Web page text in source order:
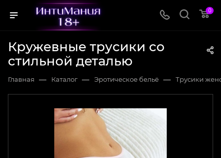
0
Кружевные трусики со
стильной деталью
Главная — Каталог — Эротическое бельё — Трусики